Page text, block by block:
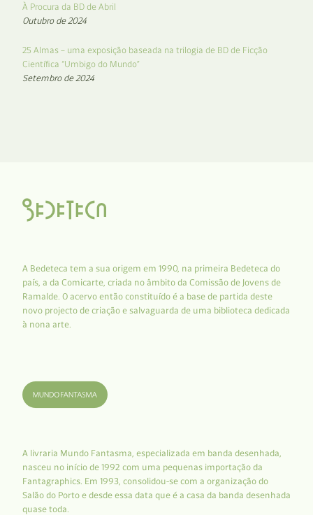
À Procura da BD de Abril
Outubro de 2024
25 Almas – uma exposição baseada na trilogia de BD de Ficção
Científica “Umbigo do Mundo”
Setembro de 2024
A Bedeteca tem a sua origem em 1990, na primeira Bedeteca do
país, a da Comicarte, criada no âmbito da Comissão de Jovens de
Ramalde. O acervo então constituído é a base de partida deste
novo projecto de criação e salvaguarda de uma biblioteca dedicada
à nona arte.
A livraria Mundo Fantasma, especializada em banda desenhada,
nasceu no início de 1992 com uma pequenas importação da
Fantagraphics. Em 1993, consolidou-se com a organização do
Salão do Porto e desde essa data que é a casa da banda desenhada
quase toda.